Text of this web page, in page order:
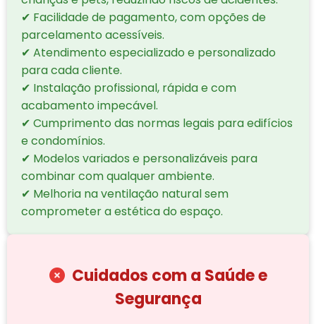
✔ Facilidade de pagamento, com opções de
parcelamento acessíveis.
✔ Atendimento especializado e personalizado
para cada cliente.
✔ Instalação profissional, rápida e com
acabamento impecável.
✔ Cumprimento das normas legais para edifícios
e condomínios.
✔ Modelos variados e personalizáveis para
combinar com qualquer ambiente.
✔ Melhoria na ventilação natural sem
comprometer a estética do espaço.
Cuidados com a Saúde e
Segurança